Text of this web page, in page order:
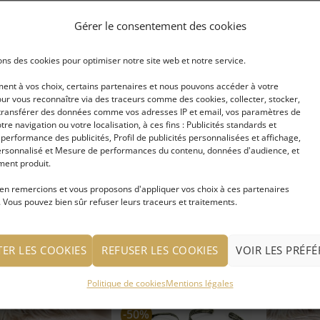
Gérer le consentement des cookies
des cookies pour optimiser notre site web et notre service.
à vos choix, certains partenaires et nous pouvons accéder à votre
vous reconnaître via des traceurs comme des cookies, collecter, stocker,
des données comme vos adresses IP et email, vos paramètres de
navigation ou votre localisation, à ces fins : Publicités standards et
des publicités, Profil de publicités personnalisées et affichage,
et Mesure de performances du contenu, données d'audience, et
produit.
remercions et vous proposons d'appliquer vos choix à ces partenaires
Vous pouvez bien sûr refuser leurs traceurs et traitements.
LES COOKIES REFUSER LES COOKIES VOIR LES
Politique de cookiesMentions légales
liste
de bras
et pierres
LA SUITE
pour voir
liste
Bracelet de Bras indien
LIRE LA SUITE
Se connecter pour voir
le prix
Bracelet
pierres
Se
le prix
Ajouter
-50%
Ajouter